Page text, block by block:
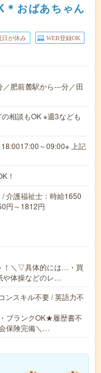
おばあちゃん
日が休み WEB登録OK
肥前麓駅から---分／田
相談もOK ※週3なども
～09:00※ 上記
！
介護福祉士：時給1650
円～1812円
！＼▽具体的には…・買
や体操などのレ…
ンスキル不要 / 英語力不
ブランクOK★履歴書不
保険完備＼…